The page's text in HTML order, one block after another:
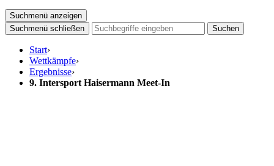
Suchmenü anzeigen
Suchmenü schließen
Suchen
Start›
Wettkämpfe›
Ergebnisse›
9. Intersport Haisermann Meet-In